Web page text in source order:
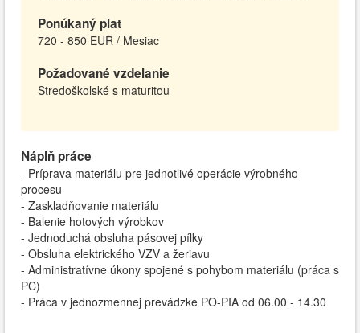
Ponúkaný plat
720 - 850 EUR / Mesiac
Požadované vzdelanie
Stredoškolské s maturitou
Náplň práce
- Príprava materiálu pre jednotlivé operácie výrobného
procesu
- Zaskladňovanie materiálu
- Balenie hotových výrobkov
- Jednoduchá obsluha pásovej pílky
- Obsluha elektrického VZV a žeriavu
- Administratívne úkony spojené s pohybom materiálu (práca s
PC)
- Práca v jednozmennej prevádzke PO-PIA od 06.00 - 14.30